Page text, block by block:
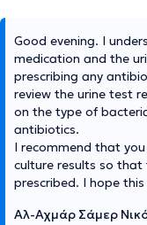
Good evening. I
medication and the
prescribing any
review the urine test
on the type of
antibiotics.
I recommend that
culture results so
prescribed. I hope this
Αλ-Αχμάρ Σάμερ